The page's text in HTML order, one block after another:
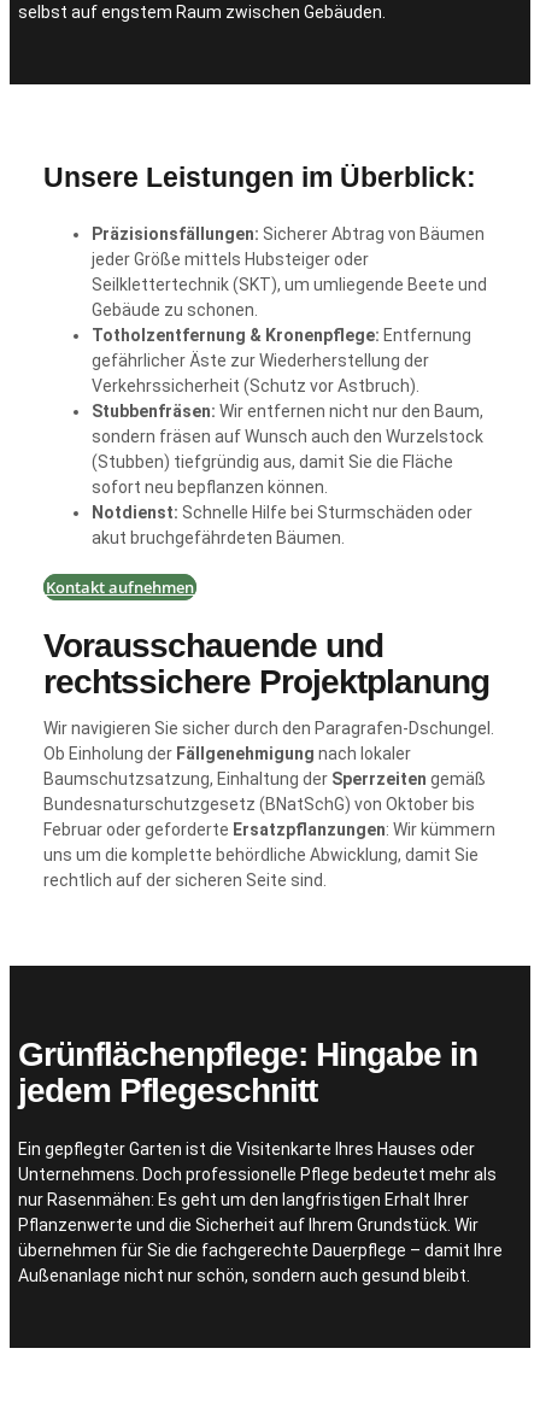
selbst auf engstem Raum zwischen Gebäuden.
Unsere Leistungen im Überblick:
Präzisionsfällungen: Sicherer Abtrag von Bäumen
jeder Größe mittels Hubsteiger oder
Seilklettertechnik (SKT), um umliegende Beete und
Gebäude zu schonen.
Totholzentfernung & Kronenpflege: Entfernung
gefährlicher Äste zur Wiederherstellung der
Verkehrssicherheit (Schutz vor Astbruch).
Stubbenfräsen: Wir entfernen nicht nur den Baum,
sondern fräsen auf Wunsch auch den Wurzelstock
(Stubben) tiefgründig aus, damit Sie die Fläche
sofort neu bepflanzen können.
Notdienst: Schnelle Hilfe bei Sturmschäden oder
akut bruchgefährdeten Bäumen.
Kontakt aufnehmen
Vorausschauende und
rechtssichere Projektplanung
Wir navigieren Sie sicher durch den Paragrafen-Dschungel.
Ob Einholung der Fällgenehmigung nach lokaler
Baumschutzsatzung, Einhaltung der Sperrzeiten gemäß
Bundesnaturschutzgesetz (BNatSchG) von Oktober bis
Februar oder geforderte Ersatzpflanzungen: Wir kümmern
uns um die komplette behördliche Abwicklung, damit Sie
rechtlich auf der sicheren Seite sind.
Grünflächenpflege: Hingabe in
jedem Pflegeschnitt
Ein gepflegter Garten ist die Visitenkarte Ihres Hauses oder
Unternehmens. Doch professionelle Pflege bedeutet mehr als
nur Rasenmähen: Es geht um den langfristigen Erhalt Ihrer
Pflanzenwerte und die Sicherheit auf Ihrem Grundstück. Wir
übernehmen für Sie die fachgerechte Dauerpflege – damit Ihre
Außenanlage nicht nur schön, sondern auch gesund bleibt.